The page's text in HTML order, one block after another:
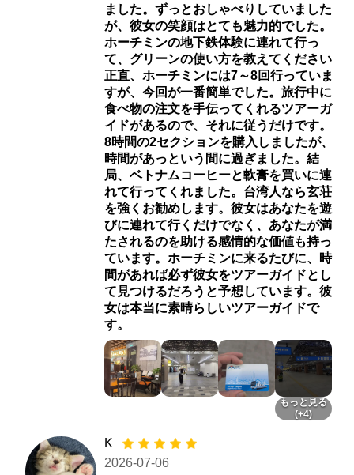
ました。ずっとおしゃべりしていました
が、彼女の笑顔はとても魅力的でした。
ホーチミンの地下鉄体験に連れて行っ
て、グリーンの使い方を教えてください
正直、ホーチミンには7～8回行っていま
すが、今回が一番簡単でした。旅行中に
食べ物の注文を手伝ってくれるツアーガ
イドがあるので、それに従うだけです。
8時間の2セクションを購入しましたが、
時間があっという間に過ぎました。結
局、ベトナムコーヒーと軟膏を買いに連
れて行ってくれました。台湾人なら玄荘
を強くお勧めします。彼女はあなたを遊
びに連れて行くだけでなく、あなたが満
たされるのを助ける感情的な価値も持っ
ています。ホーチミンに来るたびに、時
間があれば必ず彼女をツアーガイドとし
て見つけるだろうと予想しています。彼
女は本当に素晴らしいツアーガイドで
す。
もっと見る
(+4)
K
2026-07-06